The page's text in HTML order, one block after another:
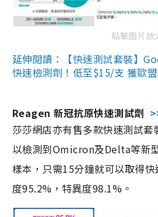
點擊圖片放
延伸閱讀：【快速測試套裝】
快速檢測劑！低至$15/支 獲歐
Reagen 新冠抗原快速測試劑
莎莎網店亦有售多款快速測試
以檢測到Omicron及Delta等新
樣本，只需15分鐘就可以取得
度95.2%，特異度98.1%。